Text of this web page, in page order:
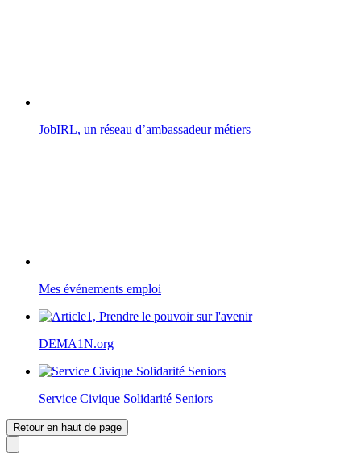
JobIRL, un réseau d’ambassadeur métiers
Mes événements emploi
DEMA1N.org
Service Civique Solidarité Seniors
Retour en haut de page